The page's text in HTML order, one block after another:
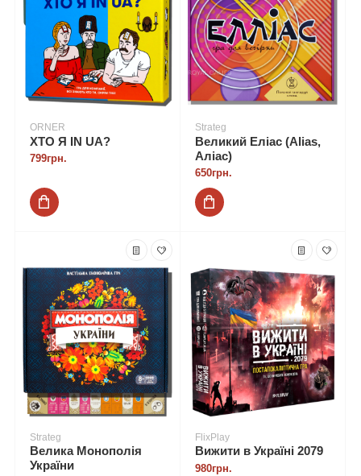
ORNER
ХТО Я IN UA?
799грн.
Strateg
Великий Еліас (Alias,
Аліас)
650грн.
Strateg
Велика Монополія
України
FlixPlay
Вижити в Україні 2079
980грн.